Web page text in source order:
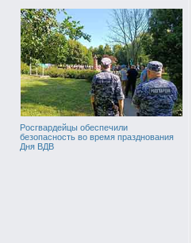
Росгвардейцы обеспечили
безопасность во время празднования
Дня ВДВ